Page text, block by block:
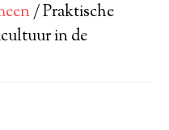
/Praktische
in de